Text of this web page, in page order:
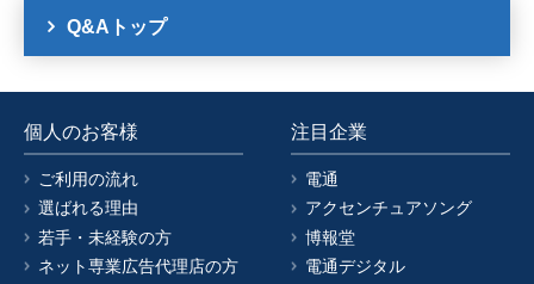
Q&Aトップ
個人のお客様
ご利用の流れ
選ばれる理由
若手・未経験の方
ネット専業広告代理店の方
注目企業
電通
アクセンチュアソング
博報堂
電通デジタル